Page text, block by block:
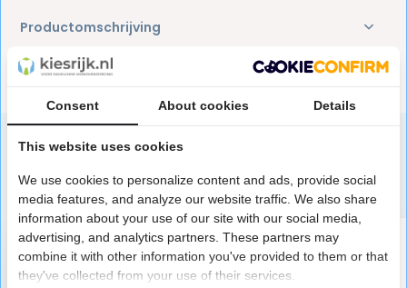
Productomschrijving
Reviews
Speciaal aanbevolen voor jou
Consent About cookies Details
This website uses cookies
We use cookies to personalize content and ads, provide social
media features, and analyze our website traffic. We also share
information about your use of our site with our social media,
advertising, and analytics partners. These partners may
combine it with other information you've provided to them or that
they've collected from your use of their services.